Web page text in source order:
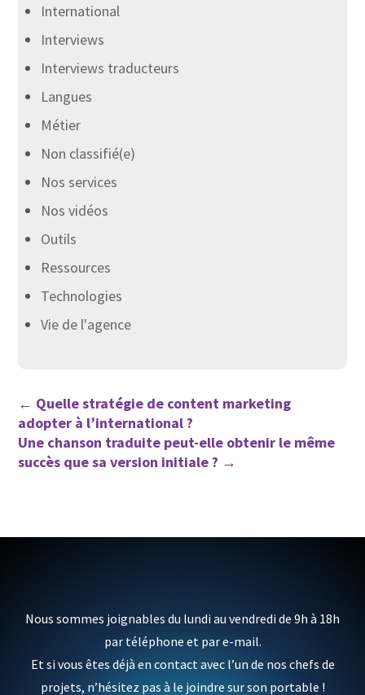
International
Interviews
Interviews traducteurs
Langues
Métier
Non classifié(e)
Nos services
Nos vidéos
Outils
Ressources
Technologies
Vie de l'agence
← Quelle stratégie de content marketing
adopter à l’international ?
Une chanson traduite peut-elle obtenir le même
succès que sa version initiale ? →
Nous sommes joignables du lundi au vendredi de 9h à 18h
par téléphone et par e-mail.
Et si vous êtes déjà en contact avec l’un de nos chefs de
projets, n’hésitez pas à le joindre sur son portable !